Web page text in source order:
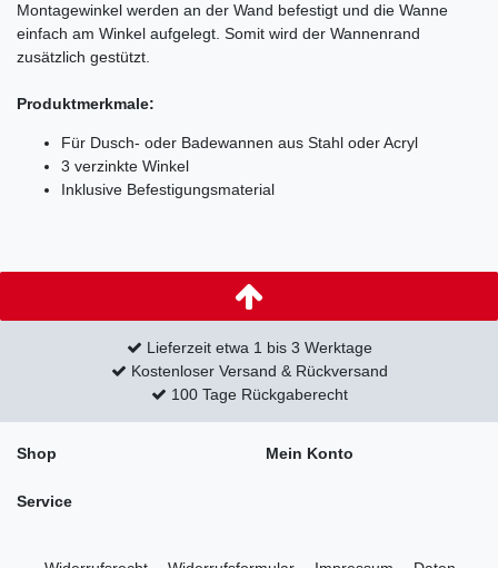
Montagewinkel werden an der Wand befestigt und die Wanne
einfach am Winkel aufgelegt. Somit wird der Wannenrand
zusätzlich gestützt.
Produktmerkmale:
Für Dusch- oder Badewannen aus Stahl oder Acryl
3 verzinkte Winkel
Inklusive Befestigungsmaterial
Lieferzeit etwa 1 bis 3 Werktage
Kostenloser Versand & Rückversand
100 Tage Rückgaberecht
Shop Mein Konto
Service